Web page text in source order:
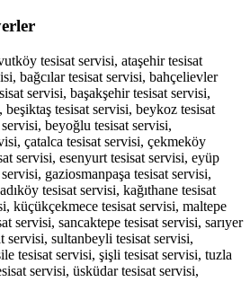
tesisat servisi, ataşehir tesisat
bağcılar tesisat servisi, bahçelievler
servisi, başakşehir tesisat servisi,
beşiktaş tesisat servisi, beykoz tesisat
beyoğlu tesisat servisi,
çatalca tesisat servisi, çekmeköy
servisi, esenyurt tesisat servisi, eyüp
gaziosmanpaşa tesisat servisi,
tesisat servisi, kağıthane tesisat
küçükçekmece tesisat servisi, maltepe
servisi, sancaktepe tesisat servisi, sarıyer
servisi, sultanbeyli tesisat servisi,
tesisat servisi, şişli tesisat servisi, tuzla
servisi, üsküdar tesisat servisi,